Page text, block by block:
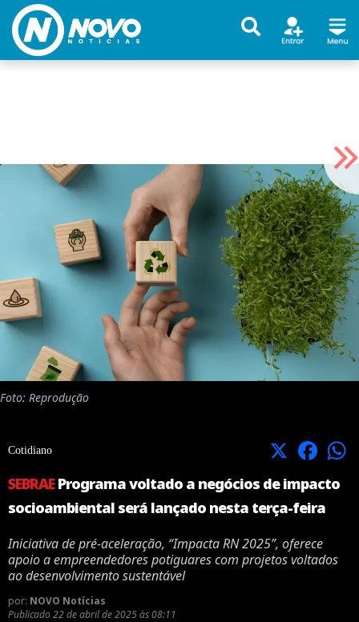
Foto: Reprodução
Cotidiano X Facebook
SEBRAEPrograma voltado a negócios de impacto
socioambiental será lançado nesta terça-feira
Iniciativa de pré-aceleração, “Impacta RN 2025”, oferece
apoio a empreendedores potiguares com projetos voltados
ao desenvolvimento sustentável
por: NOVO Notícias
Publicado 22 de abril de 2025 às 08:11